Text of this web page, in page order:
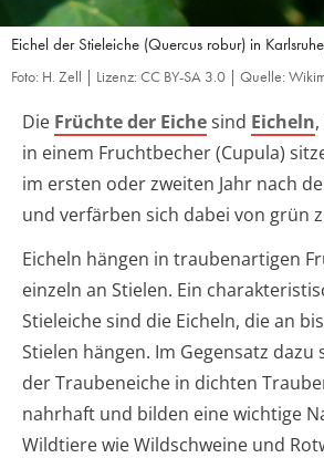
Eichel der Stieleiche (Quercus robur) in
Foto: H. Zell | Lizenz: CC BY-SA 3.0 | Quelle:
Die Früchte der Eichesind Eicheln
in einem Fruchtbecher (Cupula)
im ersten oder zweiten Jahr nach
und verfärben sich dabei von grün
Eicheln hängen in traubenartigen
einzeln an Stielen. Ein
Stieleiche sind die Eicheln, die an
Stielen hängen. Im Gegensatz dazu
der Traubeneiche in dichten
nahrhaft und bilden eine wichtige
Wildtiere wie Wildschweine und